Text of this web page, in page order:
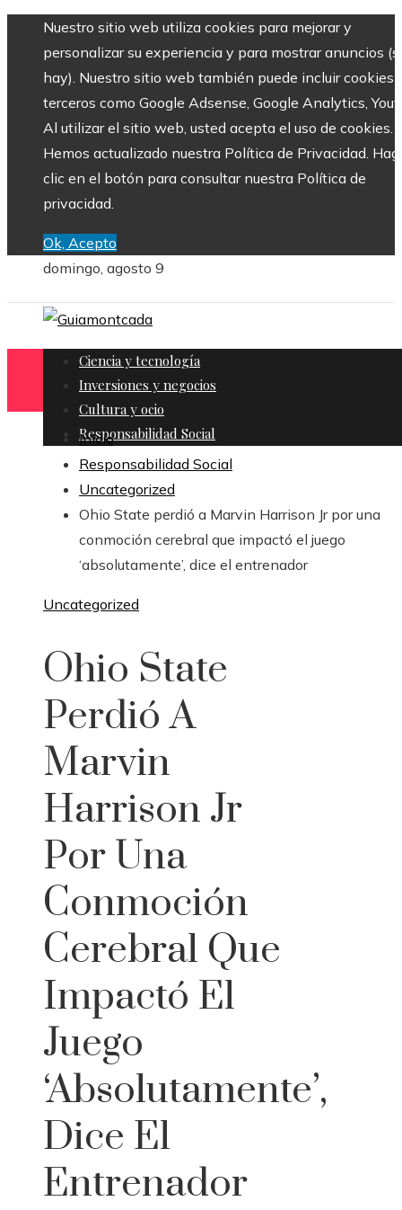
Nuestro sitio web utiliza cookies para mejorar y
personalizar su experiencia y para mostrar anuncios
hay). Nuestro sitio web también puede incluir cookies
terceros como Google Adsense, Google Analytics,
Al utilizar el sitio web, usted acepta el uso de cookies.
Hemos actualizado nuestra Política de Privacidad.
clic en el botón para consultar nuestra Política de
privacidad.
Ok, Acepto
domingo, agosto 9
Ciencia y tecnología
Inversiones y negocios
Cultura y ocio
Responsabilidad Social
Inicio
Responsabilidad Social
Uncategorized
Ohio State perdió a Marvin Harrison Jr por una
conmoción cerebral que impactó el juego
‘absolutamente’, dice el entrenador
Uncategorized
Ohio State
Perdió A
Marvin
Harrison Jr
Por Una
Conmoción
Cerebral Que
Impactó El
Juego
‘absolutamente’,
Dice El
Entrenador